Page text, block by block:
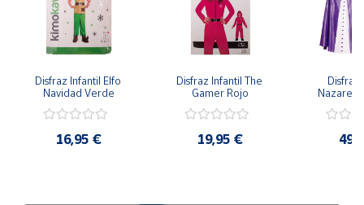
Disfraz Infantil Elfo
Navidad Verde
16,95 €
Disfraz Infantil The
Gamer Rojo
19,95 €
Disfraz